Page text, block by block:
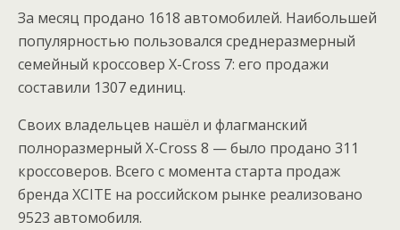
За месяц продано 1618 автомобилей. Наибольшей
популярностью пользовался среднеразмерный
семейный кроссовер X-Cross 7: его продажи
составили 1307 единиц.
Своих владельцев нашёл и флагманский
полноразмерный X-Cross 8 — было продано 311
кроссоверов. Всего с момента старта продаж
бренда XCITE на российском рынке реализовано
9523 автомобиля.